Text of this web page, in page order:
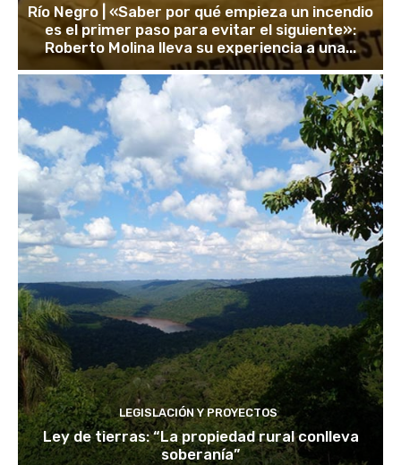
Río Negro | «Saber por qué empieza un incendio
es el primer paso para evitar el siguiente»:
Roberto Molina lleva su experiencia a una...
LEGISLACIÓN Y PROYECTOS
Ley de tierras: “La propiedad rural conlleva
soberanía”